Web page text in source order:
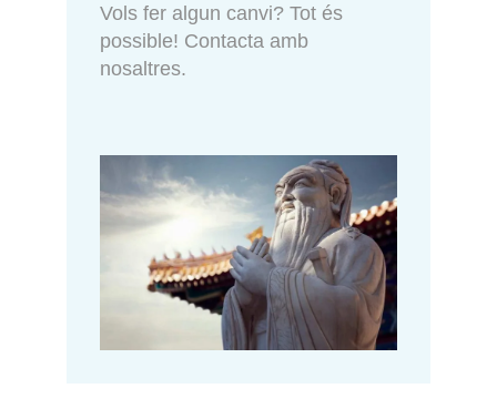
Vols fer algun canvi? Tot és
possible! Contacta amb
nosaltres.